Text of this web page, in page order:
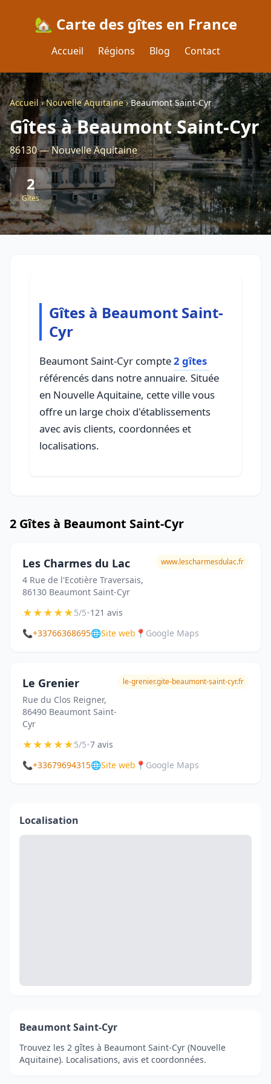
🏡 Carte des gîtes en France
Accueil Régions Blog Contact
Accueil›Nouvelle Aquitaine›Beaumont Saint-Cyr
Gîtes à Beaumont Saint-Cyr
86130 — Nouvelle Aquitaine
2
Gîtes
Gîtes à Beaumont Saint-
Cyr
Beaumont Saint-Cyr compte2 gîtes
référencés dans notre annuaire. Située
en Nouvelle Aquitaine, cette ville vous
offre un large choix d'établissements
avec avis clients, coordonnées et
localisations.
2 Gîtes à Beaumont Saint-Cyr
Les Charmes du Lac
4 Rue de l'Ecotière Traversais,
86130 Beaumont Saint-Cyr
www.lescharmesdulac.fr
★★★★★5/5•121 avis
📞+33766368695🌐Site web 📍 Google Maps
Le Grenier
Rue du Clos Reigner,
86490 Beaumont Saint-
Cyr
le-grenier.gite-beaumont-saint-cyr.fr
★★★★★5/5•7 avis
📞+33679694315🌐Site web 📍 Google Maps
Localisation
Beaumont Saint-Cyr
Trouvez les 2 gîtes à Beaumont Saint-Cyr (Nouvelle
Aquitaine). Localisations, avis et coordonnées.